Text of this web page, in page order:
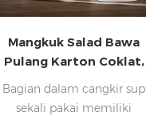
Mangkuk Salad Bawa
Pulang Karton Coklat,
Pakai Kraft
Bagian dalam cangkir sup
sekali pakai memiliki